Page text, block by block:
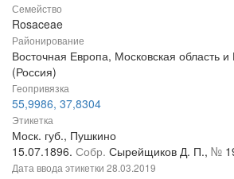
Семейство
Rosaceae
Районирование
Восточная Европа, Московская область
(Россия)
Геопривязка
55,9986, 37,8304
Этикетка
Моск. губ., Пушкино
15.07.1896. Собр. Сырейщиков Д. П., №
Дата ввода этикетки 28.03.2019